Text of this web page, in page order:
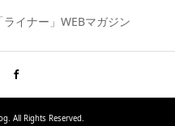
イナー」WEBマガジン
All Rights Reserved.